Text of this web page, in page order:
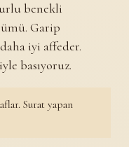
benekli
Garip
iyi affeder.
basıyoruz.
Surat yapan